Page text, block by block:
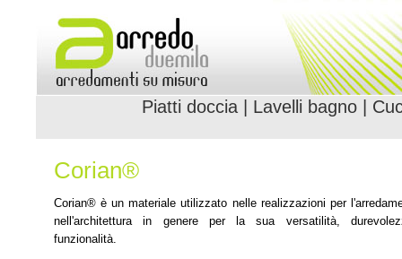
Piatti doccia Lavelli bagno
Corian®
Corian® è un materiale utilizzato nelle realizzazioni per
nell'architettura in genere per la sua versatilità,
funzionalità.